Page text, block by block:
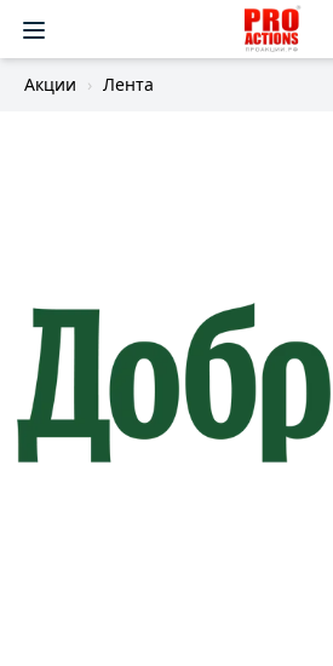
Акции Лента